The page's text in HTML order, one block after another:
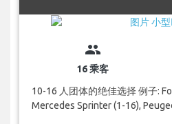
group
16 乘客
10-16 人团体的绝佳选择 例子:
Mercedes Sprinter (1-16),